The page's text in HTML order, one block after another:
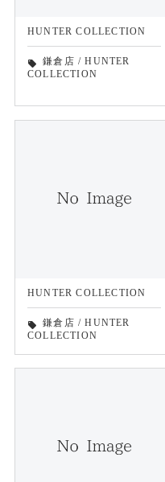
HUNTER COLLECTION
local_offer 鎌倉店 /HUNTER
COLLECTION
HUNTER COLLECTION
local_offer 鎌倉店 /HUNTER
COLLECTION